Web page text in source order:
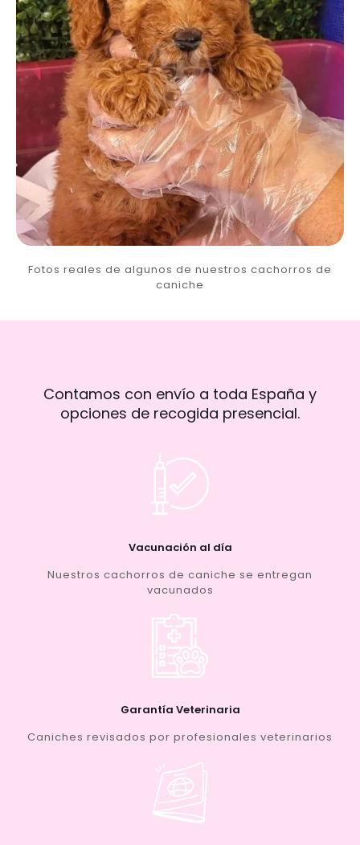
Fotos reales de algunos de nuestros cachorros de
caniche
Contamos con envío a toda España y
opciones de recogida presencial.
Vacunación al día
Nuestros cachorros de caniche se entregan
vacunados
Garantía Veterinaria
Caniches revisados por profesionales veterinarios